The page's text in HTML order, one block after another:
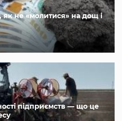
не «молитися» на дощ і
підприємств — що це